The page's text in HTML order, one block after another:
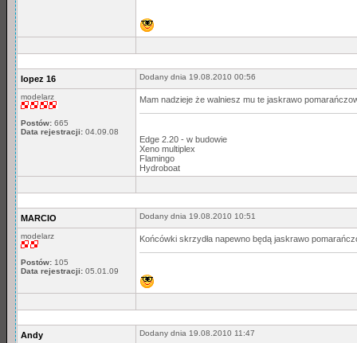
lopez 16 Dodany dnia 19.08.2010 00:56
modelarz
Postów: 665
Data rejestracji: 04.09.08
Mam nadzieje że walniesz mu te jaskrawo
Edge 2.20 - w budowie
Xeno multiplex
Flamingo
Hydroboat
MARCIO Dodany dnia 19.08.2010 10:51
modelarz
Postów: 105
Data rejestracji: 05.01.09
Końcówki skrzydła napewno będą jaskrawo
Andy Dodany dnia 19.08.2010 11:47